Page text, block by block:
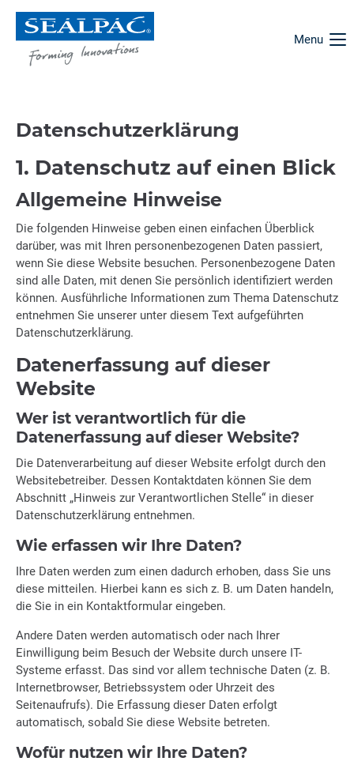
Menu
Datenschutzerklärung
1. Datenschutz auf einen Blick
Allgemeine Hinweise
Die folgenden Hinweise geben einen einfachen Überblick
darüber, was mit Ihren personenbezogenen Daten passiert,
wenn Sie diese Website besuchen. Personenbezogene Daten
sind alle Daten, mit denen Sie persönlich identifiziert werden
können. Ausführliche Informationen zum Thema Datenschutz
entnehmen Sie unserer unter diesem Text aufgeführten
Datenschutzerklärung.
Datenerfassung auf dieser
Website
Wer ist verantwortlich für die
Datenerfassung auf dieser Website?
Die Datenverarbeitung auf dieser Website erfolgt durch den
Websitebetreiber. Dessen Kontaktdaten können Sie dem
Abschnitt „Hinweis zur Verantwortlichen Stelle“ in dieser
Datenschutzerklärung entnehmen.
Wie erfassen wir Ihre Daten?
Ihre Daten werden zum einen dadurch erhoben, dass Sie uns
diese mitteilen. Hierbei kann es sich z. B. um Daten handeln,
die Sie in ein Kontaktformular eingeben.
Andere Daten werden automatisch oder nach Ihrer
Einwilligung beim Besuch der Website durch unsere IT-
Systeme erfasst. Das sind vor allem technische Daten (z. B.
Internetbrowser, Betriebssystem oder Uhrzeit des
Seitenaufrufs). Die Erfassung dieser Daten erfolgt
automatisch, sobald Sie diese Website betreten.
Wofür nutzen wir Ihre Daten?